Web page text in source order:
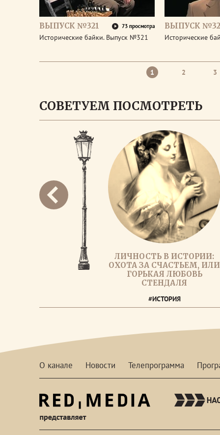
ВЫПУСК №321 73 просмотра
Исторические байки. Выпуск №321
ВЫПУСК
Исторические
1 2 3
СОВЕТУЕМ ПОСМОТРЕТЬ
ЛИЧНОСТЬ В ИСТОРИИ:
ОХОТА ЗА СЧАСТЬЕМ, ИЛИ
ГОРЬКАЯ ЛЮБОВЬ
СТЕНДАЛЯ
#ИСТОРИЯ
О канале Новости Телепрограмма